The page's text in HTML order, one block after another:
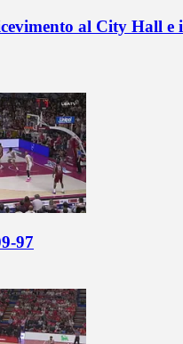
al City Hall e i
97